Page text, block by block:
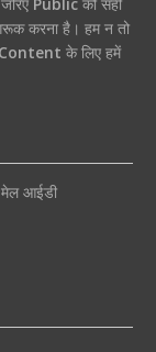
करना है। हम न तो
Content के लिए हमें
आईडी